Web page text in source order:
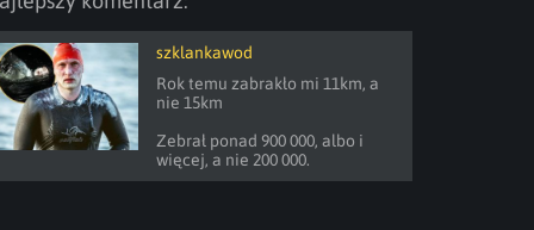
szklankawod
Rok temu zabrakło mi 11km, a
nie 15km
Zebrał ponad 900 000, albo i
więcej, a nie 200 000.